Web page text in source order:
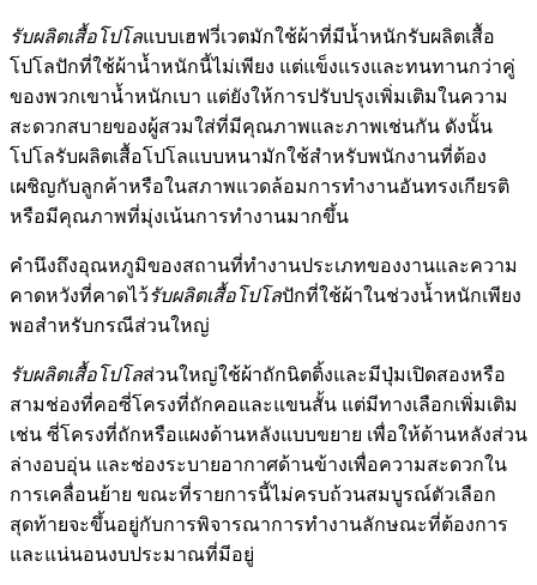
รับผลิตเสื้อโปโลแบบเฮฟวี่เวตมักใช้ผ้าที่มีน้ำหนักรับผลิตเสื้อ
โปโลปักที่ใช้ผ้าน้ำหนักนี้ไม่เพียง แต่แข็งแรงและทนทานกว่าคู่
ของพวกเขาน้ำหนักเบา แต่ยังให้การปรับปรุงเพิ่มเติมในความ
สะดวกสบายของผู้สวมใส่ที่มีคุณภาพและภาพเช่นกัน ดังนั้น
โปโลรับผลิตเสื้อโปโลแบบหนามักใช้สำหรับพนักงานที่ต้อง
เผชิญกับลูกค้าหรือในสภาพแวดล้อมการทำงานอันทรงเกียรติ
หรือมีคุณภาพที่มุ่งเน้นการทำงานมากขึ้น
คำนึงถึงอุณหภูมิของสถานที่ทำงานประเภทของงานและความ
คาดหวังที่คาดไว้รับผลิตเสื้อโปโลปักที่ใช้ผ้าในช่วงน้ำหนักเพียง
พอสำหรับกรณีส่วนใหญ่
รับผลิตเสื้อโปโลส่วนใหญ่ใช้ผ้าถักนิตติ้งและมีปุ่มเปิดสองหรือ
สามช่องที่คอซี่โครงที่ถักคอและแขนสั้น แต่มีทางเลือกเพิ่มเติม
เช่น ซี่โครงที่ถักหรือแผงด้านหลังแบบขยาย เพื่อให้ด้านหลังส่วน
ล่างอบอุ่น และช่องระบายอากาศด้านข้างเพื่อความสะดวกใน
การเคลื่อนย้าย ขณะที่รายการนี้ไม่ครบถ้วนสมบูรณ์ตัวเลือก
สุดท้ายจะขึ้นอยู่กับการพิจารณาการทำงานลักษณะที่ต้องการ
และแน่นอนงบประมาณที่มีอยู่